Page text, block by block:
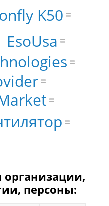
EsoUsa
K50
организации,
персоны: